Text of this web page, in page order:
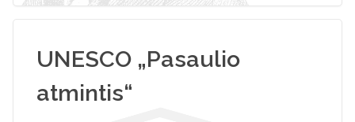
UNESCO „Pasaulio
atmintis“